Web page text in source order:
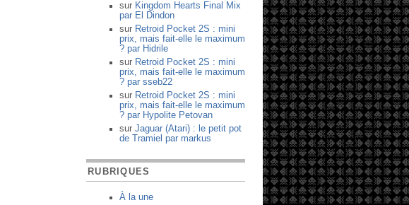
sur Kingdom Hearts Final Mix
par El Dindon
sur Retroid Pocket 2S : mini
prix, mais fait-elle le maximum
? par Hidrile
sur Retroid Pocket 2S : mini
prix, mais fait-elle le maximum
? par sseb22
sur Retroid Pocket 2S : mini
prix, mais fait-elle le maximum
? par Hypolite Petovan
sur Jaguar (Atari) : le petit pot
de Tramiel par markus
RUBRIQUES
À la une